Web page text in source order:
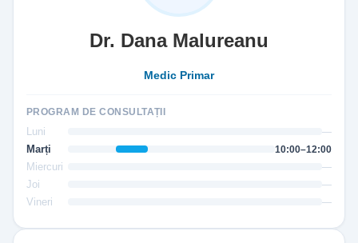
Dr. Dana Malureanu
Medic Primar
PROGRAM DE CONSULTAȚII
Luni —
Marți 10:00–12:00
Miercuri —
Joi —
Vineri —